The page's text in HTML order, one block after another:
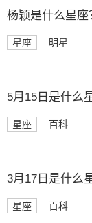
杨颖是什么星座
星座 明星
5月15日是什么
星座 百科
3月17日是什么
星座 百科